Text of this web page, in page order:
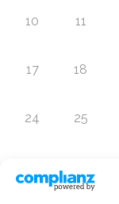
10 11
17 18
24 25